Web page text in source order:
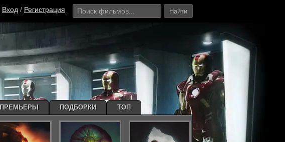
Вход / Регистрация Найти
ПРЕМЬЕРЫ ПОДБОРКИ ТОП